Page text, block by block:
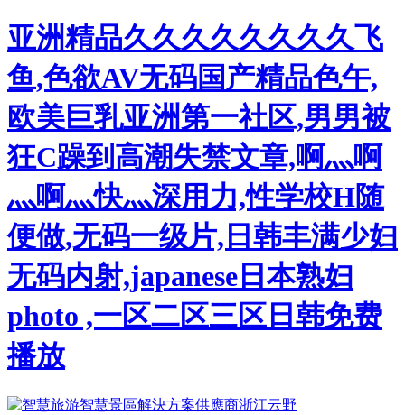
亚洲精品久久久久久久久久飞
鱼,色欲AV无码国产精品色午,
欧美巨乳亚洲第一社区,男男被
狂C躁到高潮失禁文章,啊灬啊
灬啊灬快灬深用力,性学校H随
便做,无码一级片,日韩丰满少妇
无码内射,japanese日本熟妇
photo ,一区二区三区日韩免费
播放